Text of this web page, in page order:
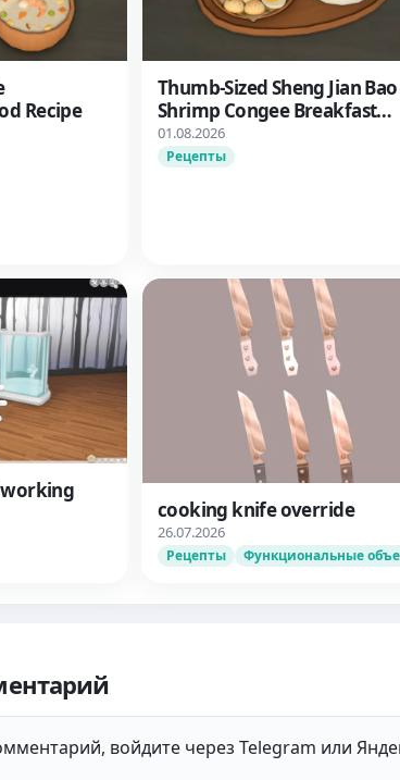
Recipe
Thumb-Sized Sheng Jian
Shrimp Congee Breakfast
Set_Custom Food Recipe
01.08.2026
Рецепты
cooking knife override
26.07.2026
Рецепты Функциональные
войдите через Telegram или